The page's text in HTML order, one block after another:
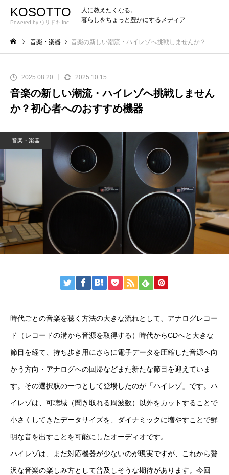
KOSOTTO
Powered by ウリドキ Inc.
人に教えたくなる。
暮らしをちょっと豊かにするメディア
音楽・楽器 音楽の新しい潮流・ハイレゾへ挑戦しませんか？初心者へのおすすめ機器
2025.08.20 2025.10.15
音楽の新しい潮流・ハイレゾへ挑戦しません
か？初心者へのおすすめ機器
音楽・楽器
時代ごとの音楽を聴く方法の大きな流れとして、アナログレコー
ド（レコードの溝から音源を取得する）時代からCDへと大きな
節目を経て、持ち歩き用にさらに電子データを圧縮した音源へ向
かう方向・アナログへの回帰などまた新たな節目を迎えていま
す。その選択肢の一つとして登場したのが「ハイレゾ」です。ハ
イレゾは、可聴域（聞き取れる周波数）以外をカットすることで
小さくしてきたデータサイズを、ダイナミックに増やすことで鮮
明な音を出すことを可能にしたオーディオです。
ハイレゾは、まだ対応機器が少ないのが現実ですが、これから贅
沢な音楽の楽しみ方として普及しそうな期待があります。今回